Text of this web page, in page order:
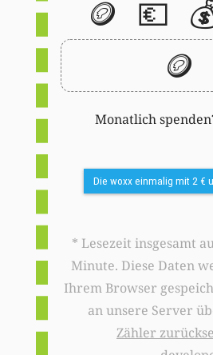
🪙 💶
🪙
Monatlich
Die woxx einmalig mit 2 €
* Lesezeit insgesamt
Minute. Diese Daten
Ihrem Browser
an unsere Server
Zähler